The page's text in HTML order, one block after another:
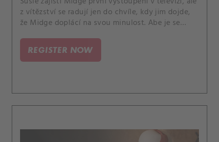
z vítězství se radují jen do chvíle, kdy jim dojde,
že Midge doplácí na svou minulost. Abe je se
zatímco Joel se utápí v přesčasech v Maisel &
Roth.
REGISTER NOW